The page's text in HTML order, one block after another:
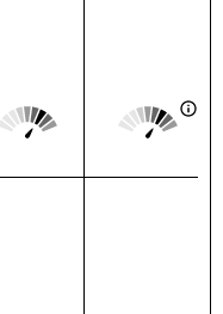
Deze regio:
Score: 4 van 5
Landelijk
Score: 4 van